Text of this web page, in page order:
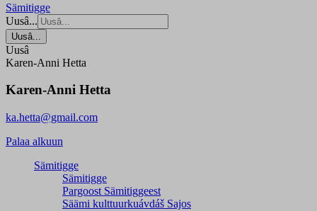
Sämitigge
Uusâ...
Uusâ...
Uusâ
Karen-Anni Hetta
Karen-Anni Hetta
ka.hetta@gmail.com
Palaa alkuun
Sämitigge
Sämitigge
Pargoost Sämitiggeest
Säämi kulttuurkuávdáš Sajos